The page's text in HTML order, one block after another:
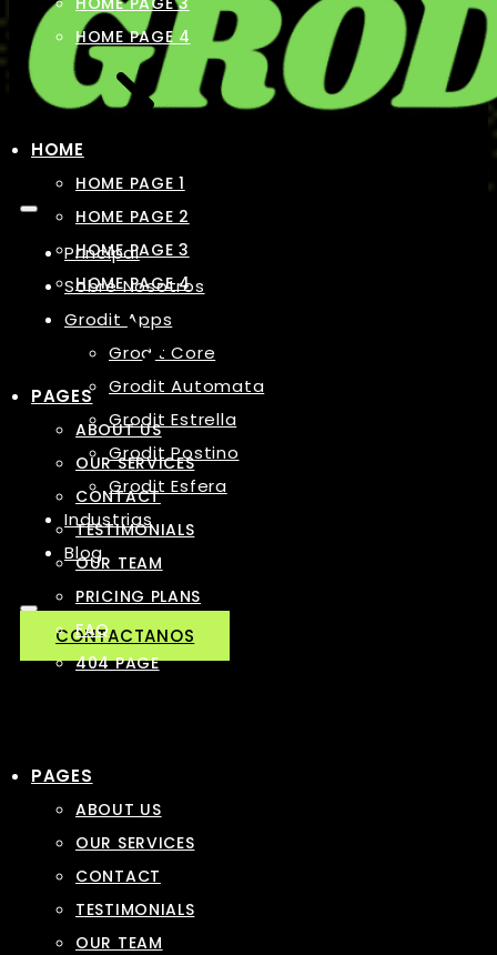
Principal
Sobre Nosotros
Grodit Apps
Grodit Core
Grodit Automata
Grodit Estrella
Grodit Postino
Grodit Esfera
Industrias
Blog
CONTACTANOS
HOME PAGE 4
HOME
HOME PAGE 1
HOME PAGE 2
HOME PAGE 3
HOME PAGE 4
PAGES
ABOUT US
OUR SERVICES
CONTACT
TESTIMONIALS
OUR TEAM
PRICING PLANS
FAQ
404 PAGE
PAGES
ABOUT US
OUR SERVICES
CONTACT
TESTIMONIALS
OUR TEAM